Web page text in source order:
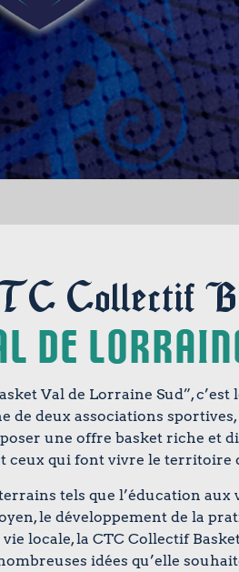
Collectif
de
Val de Lorraine Sud”,
de deux associations sportives,
une offre basket riche et
ceux qui font vivre le territoire
tels que l’éducation aux
le développement de la
locale, la CTC Collectif
idées qu’elle